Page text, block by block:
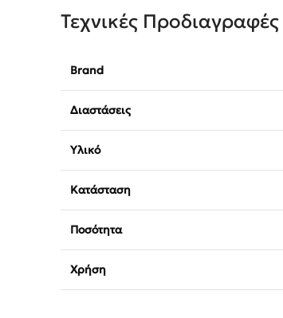
Τεχνικές Προδιαγραφές
Brand
Διαστάσεις
Υλικό
Κατάσταση
Ποσότητα
Χρήση